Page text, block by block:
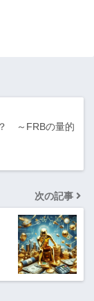
～FRBの量的
次の記事